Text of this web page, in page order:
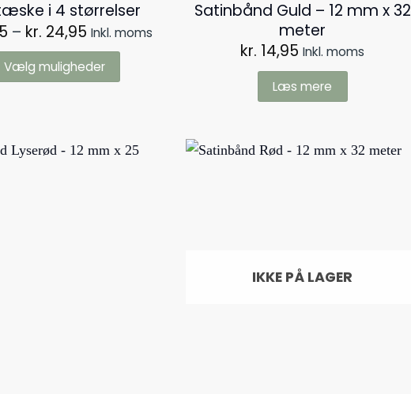
i 4 størrelser
– kr. 24,95 Prisinterval:
kr. 6,95
til
kr. 24,95
Inkl. moms
Vælg muligheder
har
Satinbånd Guld – 12 mm x 32
meter
kr. 14,95 Inkl. moms
Læs mere
IKKE PÅ LAGER